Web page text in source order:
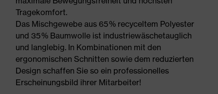
Tragekomfort.
Das Mischgewebe aus 65 % recyceltem Polyester
und 35 % Baumwolle ist industriewäschetauglich
und langlebig. In Kombinationen mit den
ergonomischen Schnitten sowie dem reduzierten
Design schaffen Sie so ein professionelles
Erscheinungsbild ihrer Mitarbeiter!